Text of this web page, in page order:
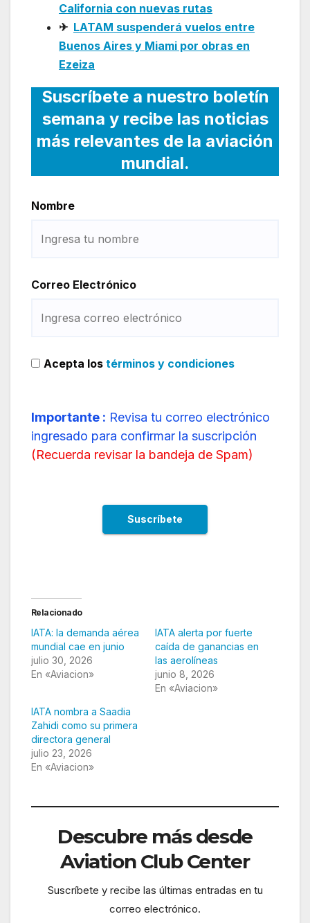
California con nuevas rutas
✈ LATAM suspenderá vuelos entre
Buenos Aires y Miami por obras en
Ezeiza
Suscríbete a nuestro boletín
semana y recibe las noticias
más relevantes de la aviación
mundial.
Nombre
Correo Electrónico
Acepta los términos y condiciones
Importante : Revisa tu correo electrónico
ingresado para confirmar la suscripción
(Recuerda revisar la bandeja de Spam)
Relacionado
IATA: la demanda aérea
mundial cae en junio
julio 30, 2026
En «Aviacion»
IATA alerta por fuerte
caída de ganancias en
las aerolíneas
junio 8, 2026
En «Aviacion»
IATA nombra a Saadia
Zahidi como su primera
directora general
julio 23, 2026
En «Aviacion»
Descubre más desde
Aviation Club Center
Suscríbete y recibe las últimas entradas en tu
correo electrónico.